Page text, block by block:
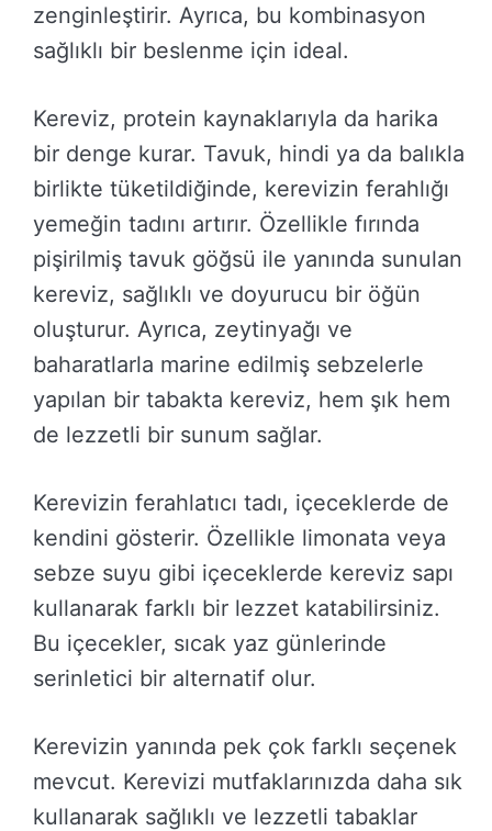
zenginleştirir. Ayrıca, bu kombinasyon
sağlıklı bir beslenme için ideal.
Kereviz, protein kaynaklarıyla da harika
bir denge kurar. Tavuk, hindi ya da balıkla
birlikte tüketildiğinde, kerevizin ferahlığı
yemeğin tadını artırır. Özellikle fırında
pişirilmiş tavuk göğsü ile yanında sunulan
kereviz, sağlıklı ve doyurucu bir öğün
oluşturur. Ayrıca, zeytinyağı ve
baharatlarla marine edilmiş sebzelerle
yapılan bir tabakta kereviz, hem şık hem
de lezzetli bir sunum sağlar.
Kerevizin ferahlatıcı tadı, içeceklerde de
kendini gösterir. Özellikle limonata veya
sebze suyu gibi içeceklerde kereviz sapı
kullanarak farklı bir lezzet katabilirsiniz.
Bu içecekler, sıcak yaz günlerinde
serinletici bir alternatif olur.
Kerevizin yanında pek çok farklı seçenek
mevcut. Kerevizi mutfaklarınızda daha sık
kullanarak sağlıklı ve lezzetli tabaklar